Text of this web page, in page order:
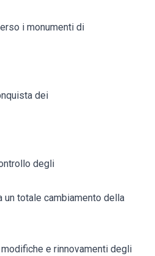
i monumenti di
dei
degli
totale cambiamento della
e rinnovamenti degli